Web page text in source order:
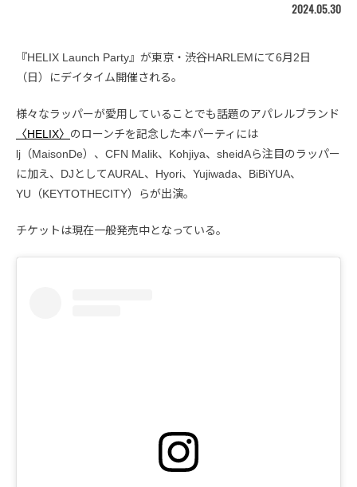
2024.05.30
『HELIX Launch Party』が東京・渋谷HARLEMにて6月2日
（日）にデイタイム開催される。
様々なラッパーが愛用していることでも話題のアパレルブランド
〈HELIX〉 のローンチを記念した本パーティには
lj（MaisonDe）、CFN Malik、Kohjiya、sheidAら注目のラッパー
に加え、DJとしてAURAL、Hyori、Yujiwada、BiBiYUA、
YU（KEYTOTHECITY）らが出演。
チケットは現在一般発売中となっている。